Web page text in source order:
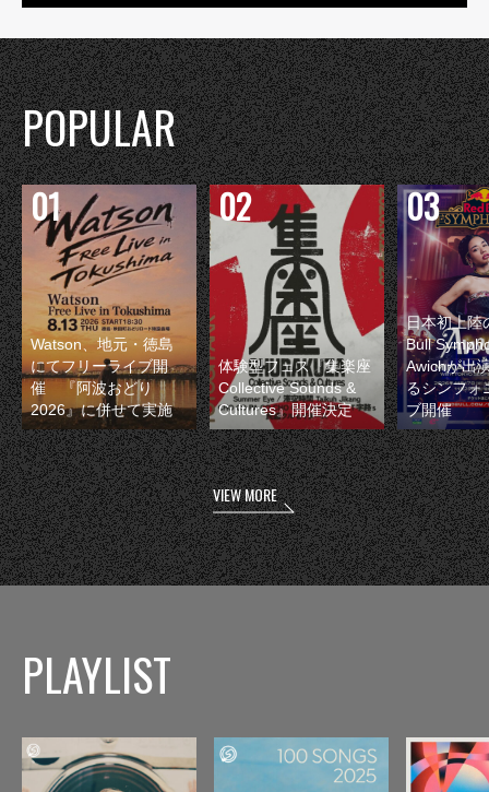
POPULAR
Watson、地元・徳島
にてフリーライブ開
催 『阿波おどり
2026』に併せて実施
体験型フェス『集楽座
Collective Sounds &
Cultures』開催決定
日本初上陸
Bull
Awichが出
るシンフォ
ブ開催
VIEW MORE
PLAYLIST